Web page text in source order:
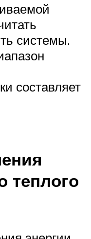
системы.
составляет
теплого